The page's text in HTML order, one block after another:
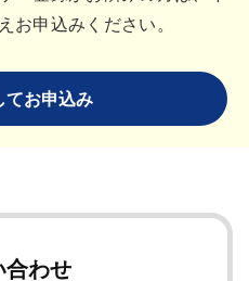
お申込みください。
てお申込み
合わせ